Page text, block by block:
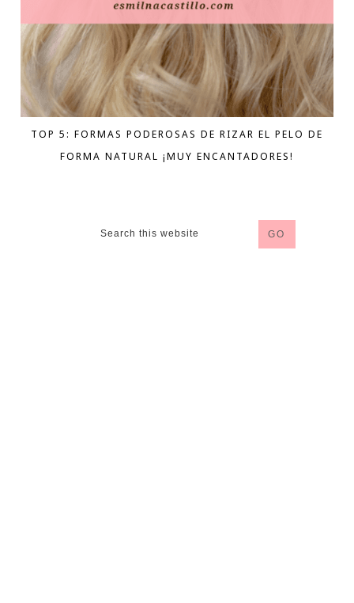
TOP 5: FORMAS PODEROSAS DE RIZAR EL PELO DE
FORMA NATURAL ¡MUY ENCANTADORES!